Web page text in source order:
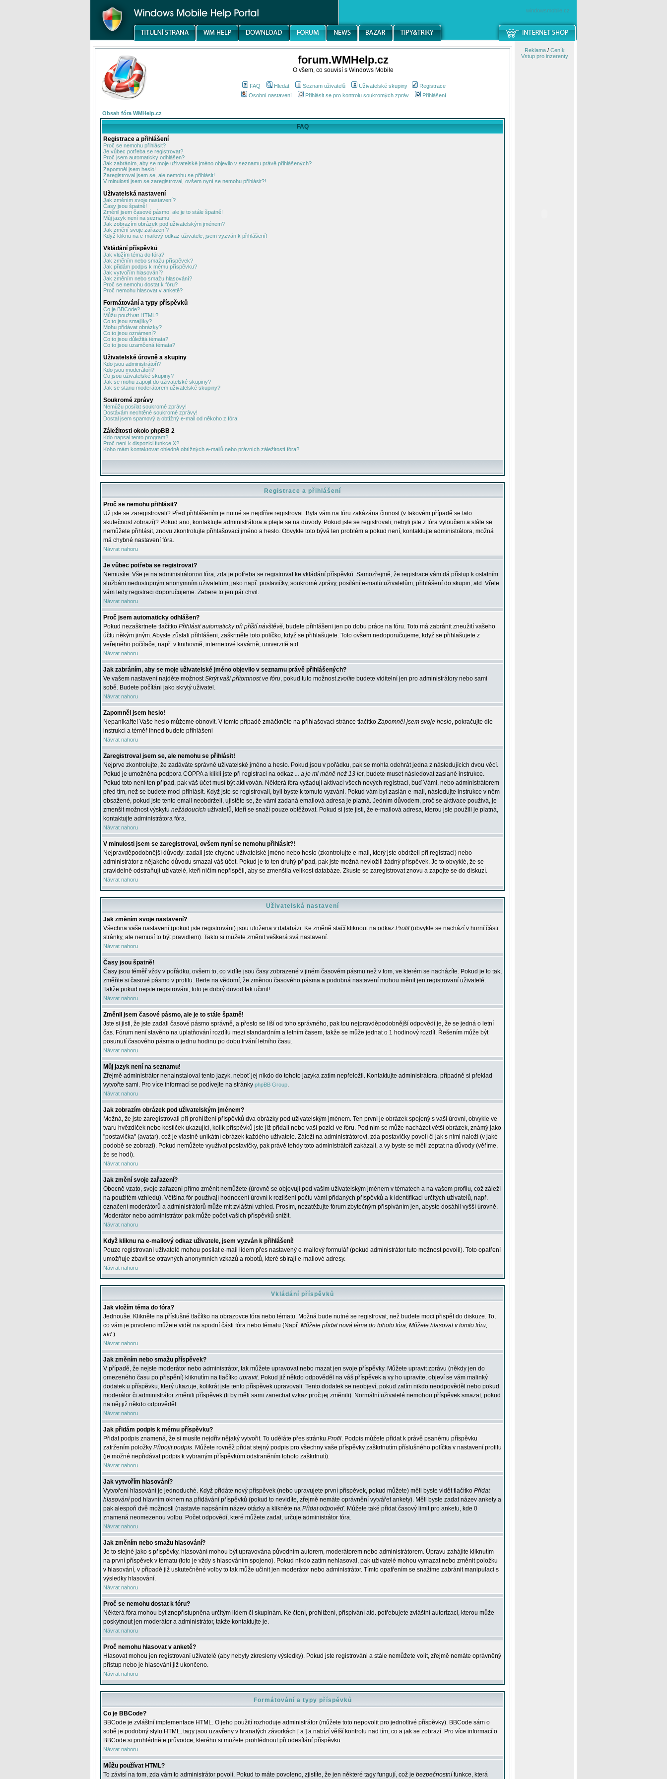
windowsmobile.cz
forum.WMHelp.cz
O všem, co souvisí s Windows Mobile
FAQ Hledat Seznam uživatelů Uživatelské skupiny
Registrace
Osobní nastavení
Přihlásit se pro kontrolu soukromých zpráv Přihlášení
Obsah fóra WMHelp.cz
FAQ
Registrace a přihlášení
Proč se nemohu přihlásit?
Je vůbec potřeba se registrovat?
Proč jsem automaticky odhlášen?
Jak zabráním, aby se moje uživatelské jméno objevilo v seznamu právě přihlášených?
Zapomněl jsem heslo!
Zaregistroval jsem se, ale nemohu se přihlásit!
V minulosti jsem se zaregistroval, ovšem nyní se nemohu přihlásit?!
Uživatelská nastavení
Jak změním svoje nastavení?
Časy jsou špatně!
Změnil jsem časové pásmo, ale je to stále špatně!
Můj jazyk není na seznamu!
Jak zobrazím obrázek pod uživatelským jménem?
Jak změní svoje zařazení?
Když kliknu na e-mailový odkaz uživatele, jsem vyzván k přihlášení!
Vkládání příspěvků
Jak vložím téma do fóra?
Jak změním nebo smažu příspěvek?
Jak přidám podpis k mému příspěvku?
Jak vytvořím hlasování?
Jak změním nebo smažu hlasování?
Proč se nemohu dostat k fóru?
Proč nemohu hlasovat v anketě?
Formátování a typy příspěvků
Co je BBCode?
Můžu používat HTML?
Co to jsou smajlíky?
Mohu přidávat obrázky?
Co to jsou oznámení?
Co to jsou důležitá témata?
Co to jsou uzamčená témata?
Uživatelské úrovně a skupiny
Kdo jsou administrátoři?
Kdo jsou moderátoři?
Co jsou uživatelské skupiny?
Jak se mohu zapojit do uživatelské skupiny?
Jak se stanu moderátorem uživatelské skupiny?
Soukromé zprávy
Nemůžu posílat soukromé zprávy!
Dostávám nechtěné soukromé zprávy!
Dostal jsem spamový a obtížný e-mail od někoho z fóra!
Záležitosti okolo phpBB 2
Kdo napsal tento program?
Proč není k dispozici funkce X?
Koho mám kontaktovat ohledně obtížných e-mailů nebo právních záležitostí fóra?
Registrace a přihlášení
Proč se nemohu přihlásit?
Už jste se zaregistrovali? Před přihlášením je nutné se nejdříve registrovat. Byla vám na fóru zakázána činnost (v takovém případě se tato
skutečnost zobrazí)? Pokud ano, kontaktujte administrátora a ptejte se na důvody. Pokud jste se registrovali, nebyli jste z fóra vyloučeni a stále se
nemůžete přihlásit, znovu zkontrolujte přihlašovací jméno a heslo. Obvykle toto bývá ten problém a pokud není, kontaktujte administrátora, možná
má chybné nastavení fóra.
Návrat nahoru
Je vůbec potřeba se registrovat?
Nemusíte. Vše je na administrátorovi fóra, zda je potřeba se registrovat ke vkládání příspěvků. Samozřejmě, že registrace vám dá přístup k ostatním
službám nedostupným anonymním uživatelům, jako např. postavičky, soukromé zprávy, posílání e-mailů uživatelům, přihlášení do skupin, atd. Vřele
vám tedy registraci doporučujeme. Zabere to jen pár chvil.
Návrat nahoru
Proč jsem automaticky odhlášen?
Pokud nezaškrtnete tlačítko Přihlásit automaticky při příští návštěvě, budete přihlášeni jen po dobu práce na fóru. Toto má zabránit zneužití vašeho
účtu někým jiným. Abyste zůstali přihlášeni, zaškrtněte toto políčko, když se přihlašujete. Toto ovšem nedoporučujeme, když se přihlašujete z
veřejného počítače, např. v knihovně, internetové kavárně, univerzitě atd.
Návrat nahoru
Jak zabráním, aby se moje uživatelské jméno objevilo v seznamu právě přihlášených?
Ve vašem nastavení najděte možnostSkrýt vaši přítomnost ve fóru, pokud tuto možnostzvolíte budete viditelní jen pro administrátory nebo sami
sobě. Budete počítáni jako skrytý uživatel.
Návrat nahoru
Zapomněl jsem heslo!
Nepanikařte! Vaše heslo můžeme obnovit. V tomto případě zmáčkněte na přihlašovací stránce tlačítkoZapomněl jsem svoje heslo, pokračujte dle
instrukcí a téměř ihned budete přihlášeni
Návrat nahoru
Zaregistroval jsem se, ale nemohu se přihlásit!
Nejprve zkontrolujte, že zadáváte správné uživatelské jméno a heslo. Pokud jsou v pořádku, pak se mohla odehrát jedna z následujících dvou věcí.
Pokud je umožněna podpora COPPA a klikli jste při registraci na odkaz ... a je mi méně než 13 let, budete muset následovat zaslané instrukce.
Pokud toto není ten případ, pak váš účet musí být aktivován. Některá fóra vyžadují aktivaci všech nových registrací, buď Vámi, nebo administrátorem
před tím, než se budete moci přihlásit. Když jste se registrovali, byli byste k tomuto vyzváni. Pokud vám byl zaslán e-mail, následujte instrukce v něm
obsažené, pokud jste tento email neobdrželi, ujistěte se, že vámi zadaná emailová adresa je platná. Jedním důvodem, proč se aktivace používá, je
zmenšit možnost výskytu nežádoucích uživatelů, kteří se snaží pouze obtěžovat. Pokud si jste jisti, že e-mailová adresa, kterou jste použili je platná,
kontaktujte administrátora fóra.
Návrat nahoru
V minulosti jsem se zaregistroval, ovšem nyní se nemohu přihlásit?!
Nejpravděpodobnější důvody: zadali jste chybné uživatelské jméno nebo heslo (zkontrolujte e-mail, který jste obdrželi při registraci) nebo
administrátor z nějakého důvodu smazal váš účet. Pokud je to ten druhý případ, pak jste možná nevložili žádný příspěvek. Je to obvyklé, že se
pravidelně odstraňují uživatelé, kteří ničím nepřispěli, aby se zmenšila velikost databáze. Zkuste se zaregistrovat znovu a zapojte se do diskuzí.
Návrat nahoru
Uživatelská nastavení
Jak změním svoje nastavení?
Všechna vaše nastavení (pokud jste registrováni) jsou uložena v databázi. Ke změně stačí kliknout na odkaz Profil (obvykle se nachází v horní části
stránky, ale nemusí to být pravidlem). Takto si můžete změnit veškerá svá nastavení.
Návrat nahoru
Časy jsou špatně!
Časy jsou téměř vždy v pořádku, ovšem to, co vidíte jsou časy zobrazené v jiném časovém pásmu než v tom, ve kterém se nacházíte. Pokud je to tak,
změňte si časové pásmo v profilu. Berte na vědomí, že změnou časového pásma a podobná nastavení mohou měnit jen registrovaní uživatelé.
Takže pokud nejste registrováni, toto je dobrý důvod tak učinit!
Návrat nahoru
Změnil jsem časové pásmo, ale je to stále špatně!
Jste si jisti, že jste zadali časové pásmo správně, a přesto se liší od toho správného, pak tou nejpravděpodobnější odpovědí je, že se jedná o letní
čas. Fórum není stavěno na uplatňování rozdílu mezi standardním a letním časem, takže se může jednat o 1 hodinový rozdíl. Řešením může být
posunutí časového pásma o jednu hodinu po dobu trvání letního času.
Návrat nahoru
Můj jazyk není na seznamu!
Zřejmě administrátor nenainstaloval tento jazyk, neboť jej nikdo do tohoto jazyka zatím nepřeložil. Kontaktujte administrátora, případně si překlad
vytvořte sami. Pro více informací se podívejte na stránky phpBB Group.
Návrat nahoru
Jak zobrazím obrázek pod uživatelským jménem?
Možná, že jste zaregistrovali při prohlížení příspěvků dva obrázky pod uživatelským jménem. Ten první je obrázek spojený s vaší úrovní, obvykle ve
tvaru hvězdiček nebo kostiček ukazující, kolik příspěvků jste již přidali nebo vaší pozici ve fóru. Pod ním se může nacházet větší obrázek, známý jako
"postavička" (avatar), což je vlastně unikátní obrázek každého uživatele. Záleží na administrátorovi, zda postavičky povolí či jak s nimi naloží (v jaké
podobě se zobrazí). Pokud nemůžete využívat postavičky, pak právě tehdy toto administrátoři zakázali, a vy byste se měli zeptat na důvody (věříme,
že se hodí).
Návrat nahoru
Jak změní svoje zařazení?
Obecně vzato, svoje zařazení přímo změnit nemůžete (úrovně se objevují pod vaším uživatelským jménem v tématech a na vašem profilu, což záleží
na použitém vzhledu). Většina fór používají hodnocení úrovní k rozlišení počtu vámi přidaných příspěvků a k identifikaci určitých uživatelů, např.
označení moderátorů a administrátorů může mít zvláštní vzhled. Prosím, nezatěžujte fórum zbytečným přispíváním jen, abyste dosáhli vyšší úrovně.
Moderátor nebo administrátor pak může počet vašich příspěvků snížit.
Návrat nahoru
Když kliknu na e-mailový odkaz uživatele, jsem vyzván k přihlášení!
Pouze registrovaní uživatelé mohou posílat e-mail lidem přes nastavený e-mailový formulář (pokud administrátor tuto možnost povolil). Toto opatření
umožňuje zbavit se otravných anonymních vzkazů a robotů, které sbírají e-mailové adresy.
Návrat nahoru
Vkládání příspěvků
Jak vložím téma do fóra?
Jednouše. Klikněte na příslušné tlačítko na obrazovce fóra nebo tématu. Možná bude nutné se registrovat, než budete moci přispět do diskuze. To,
co vám je povoleno můžete vidět na spodní části fóra nebo tématu (Např. Můžete přidat nová téma do tohoto fóra, Můžete hlasovat v tomto fóru,
atd.).
Návrat nahoru
Jak změním nebo smažu příspěvek?
V případě, že nejste moderátor nebo administrátor, tak můžete upravovat nebo mazat jen svoje příspěvky. Můžete upravit zprávu (někdy jen do
omezeného času po přispění) kliknutím na tlačítko upravit. Pokud již někdo odpověděl na váš příspěvek a vy ho upravíte, objeví se vám malinký
dodatek u příspěvku, který ukazuje, kolikrát jste tento příspěvek upravovali. Tento dodatek se neobjeví, pokud zatím nikdo neodpověděl nebo pokud
moderátor či administrátor změnili příspěvek (ti by měli sami zanechat vzkaz proč jej změnili). Normální uživatelé nemohou příspěvek smazat, pokud
na něj již někdo odpověděl.
Návrat nahoru
Jak přidám podpis k mému příspěvku?
Přidat podpis znamená, že si musíte nejdřív nějaký vytvořit. To uděláte přes stránku Profil. Podpis můžete přidat k právě psanému příspěvku
zatržením položky Připojit podpis. Můžete rovněž přidat stejný podpis pro všechny vaše příspěvky zaškrtnutím příslušného políčka v nastavení profilu
(je možné nepřidávat podpis k vybraným příspěvkům odstraněním tohoto zaškrtnutí).
Návrat nahoru
Jak vytvořím hlasování?
Vytvoření hlasování je jednoduché. Když přidáte nový příspěvek (nebo upravujete první příspěvek, pokud můžete) měli byste vidět tlačítko Přidat
hlasování pod hlavním oknem na přidávání příspěvků (pokud to nevidíte, zřejmě nemáte oprávnění vytvářet ankety). Měli byste zadat název ankety a
pak alespoň dvě možnosti (nastavte napsáním název otázky a klikněte na Přidat odpověď. Můžete také přidat časový limit pro anketu, kde 0
znamená neomezenou volbu. Počet odpovědí, které můžete zadat, určuje administrátor fóra.
Návrat nahoru
Jak změním nebo smažu hlasování?
Je to stejné jako s příspěvky, hlasování mohou být upravována původním autorem, moderátorem nebo administrátorem. Úpravu zahájíte kliknutím
na první příspěvek v tématu (toto je vždy s hlasováním spojeno). Pokud nikdo zatím nehlasoval, pak uživatelé mohou vymazat nebo změnit položku
v hlasování, v případě již uskutečněné volby to tak může učinit jen moderátor nebo administrátor. Tímto opatřením se snažíme zabránit manipulaci s
výsledky hlasování.
Návrat nahoru
Proč se nemohu dostat k fóru?
Některá fóra mohou být znepřístupněna určitým lidem či skupinám. Ke čtení, prohlížení, přispívání atd. potřebujete zvláštní autorizaci, kterou může
poskytnout jen moderátor a administrátor, takže kontaktujte je.
Návrat nahoru
Proč nemohu hlasovat v anketě?
Hlasovat mohou jen registrovaní uživatelé (aby nebyly zkresleny výsledky). Pokud jste registrováni a stále nemůžete volit, zřejmě nemáte oprávněný
přístup nebo je hlasování již ukončeno.
Návrat nahoru
Formátování a typy příspěvků
Co je BBCode?
BBCode je zvláštní implementace HTML. O jeho použití rozhoduje administrátor (můžete toto nepovolit pro jednotlivé příspěvky). BBCode sám o
sobě je podobný stylu HTML, tagy jsou uzavřeny v hranatých závorkách [ a ] a nabízí větší kontrolu nad tím, co a jak se zobrazí. Pro více informací o
BBCode si prohlédněte průvodce, kterého si můžete prohlédnout při odesílání příspěvku.
Návrat nahoru
Můžu používat HTML?
To závisí na tom, zda vám to administrátor povolí. Pokud to máte povoleno, zjistíte, že jen některé tagy fungují, což je bezpečnostní funkce, která
Reklama/ Ceník
Vstup pro inzerenty